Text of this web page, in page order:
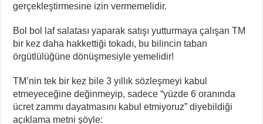
gerçekleştirmesine izin vermemelidir.
Bol bol laf salatası yaparak satışı yutturmaya çalışan TM
bir kez daha hakkettiği tokadı, bu bilincin taban
örgütlülüğüne dönüşmesiyle yemelidir!
TM’nin tek bir kez bile 3 yıllık sözleşmeyi kabul
etmeyeceğine değinmeyip, sadece “yüzde 6 oranında
ücret zammı dayatmasını kabul etmiyoruz” diyebildiği
açıklama metni şöyle: